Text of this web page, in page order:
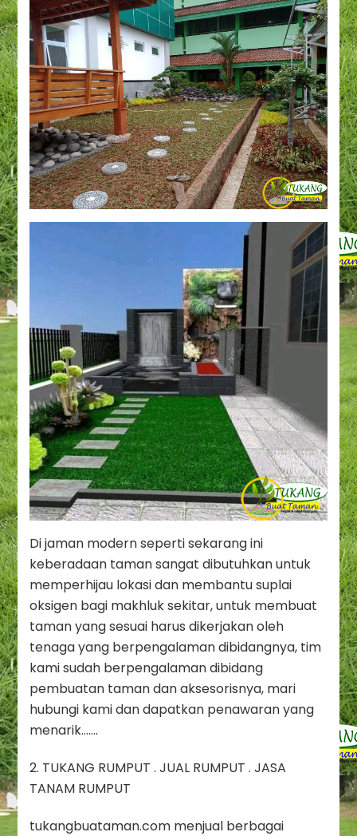
Di jaman modern seperti sekarang ini
keberadaan taman sangat dibutuhkan untuk
memperhijau lokasi dan membantu suplai
oksigen bagi makhluk sekitar, untuk membuat
taman yang sesuai harus dikerjakan oleh
tenaga yang berpengalaman dibidangnya, tim
kami sudah berpengalaman dibidang
pembuatan taman dan aksesorisnya, mari
hubungi kami dan dapatkan penawaran yang
menarik…….
2. TUKANG RUMPUT . JUAL RUMPUT . JASA
TANAM RUMPUT
tukangbuataman.com menjual berbagai